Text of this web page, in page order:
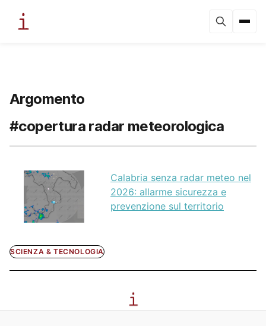
Argomento
#copertura radar meteorologica
Calabria senza radar meteo nel
2026: allarme sicurezza e
prevenzione sul territorio
SCIENZA & TECNOLOGIA